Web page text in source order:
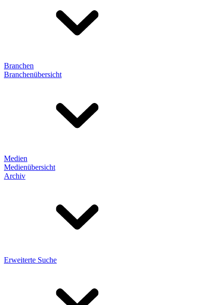
Branchen
Branchenübersicht
Medien
Medienübersicht
Archiv
Erweiterte Suche